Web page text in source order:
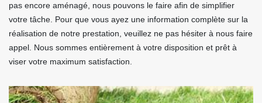
pas encore aménagé, nous pouvons le faire afin de simplifier
votre tâche. Pour que vous ayez une information complète sur la
réalisation de notre prestation, veuillez ne pas hésiter à nous faire
appel. Nous sommes entièrement à votre disposition et prêt à
viser votre maximum satisfaction.